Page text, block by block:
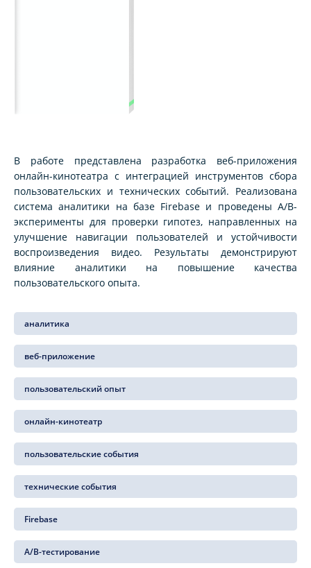
В работе представлена разработка веб-приложения
онлайн-кинотеатра с интеграцией инструментов сбора
пользовательских и технических событий. Реализована
система аналитики на базе Firebase и проведены A/B-
эксперименты для проверки гипотез, направленных на
улучшение навигации пользователей и устойчивости
воспроизведения видео. Результаты демонстрируют
влияние аналитики на повышение качества
пользовательского опыта.
аналитика
веб-приложение
пользовательский опыт
онлайн-кинотеатр
пользовательские события
технические события
Firebase
A/B-тестирование